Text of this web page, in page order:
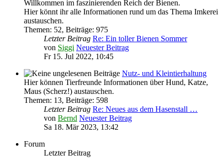
Willkommen im faszinierenden Reich der Bienen.
Hier könnt ihr alle Informationen rund um das Thema Imkerei
austauschen.
Themen: 52, Beiträge: 975
Letzter Beitrag Re: Ein toller Bienen Sommer
von Siggi Neuester Beitrag
Fr 15. Jul 2022, 10:45
Nutz- und Kleintierhaltung
Hier können Tierfreunde Informationen über Hund, Katze,
Maus (Scherz!) austauschen.
Themen: 13, Beiträge: 598
Letzter Beitrag Re: Neues aus dem Hasenstall …
von Bernd Neuester Beitrag
Sa 18. Mär 2023, 13:42
Forum
Letzter Beitrag